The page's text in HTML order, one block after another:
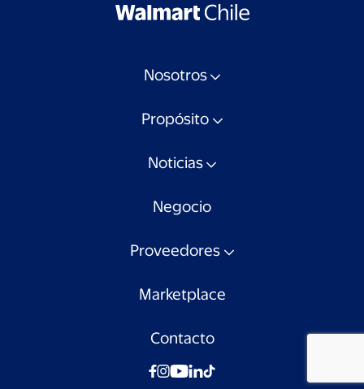
Nosotros
Propósito
Noticias
Negocio
Proveedores
Marketplace
Contacto